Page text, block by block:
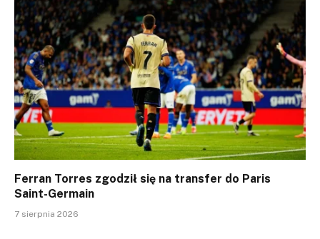
Ferran Torres zgodził się na transfer do Paris
Saint-Germain
7 sierpnia 2026